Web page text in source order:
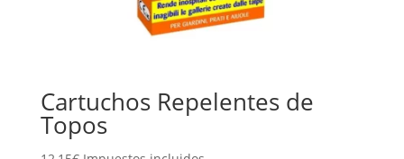
Cartuchos Repelentes de
Topos